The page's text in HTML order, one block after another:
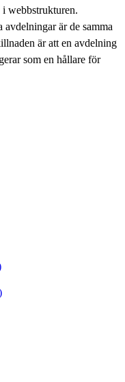
i webbstrukturen.
är de samma
är att en avdelning
som en hållare för